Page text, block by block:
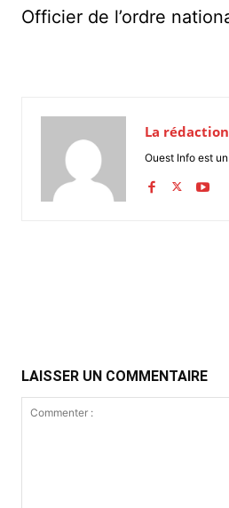
Officier de l’ordre
La rédaction
Ouest Info est
LAISSER UN COMMENTAIRE